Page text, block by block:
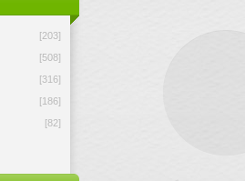
[203]
[508]
[316]
[186]
[82]